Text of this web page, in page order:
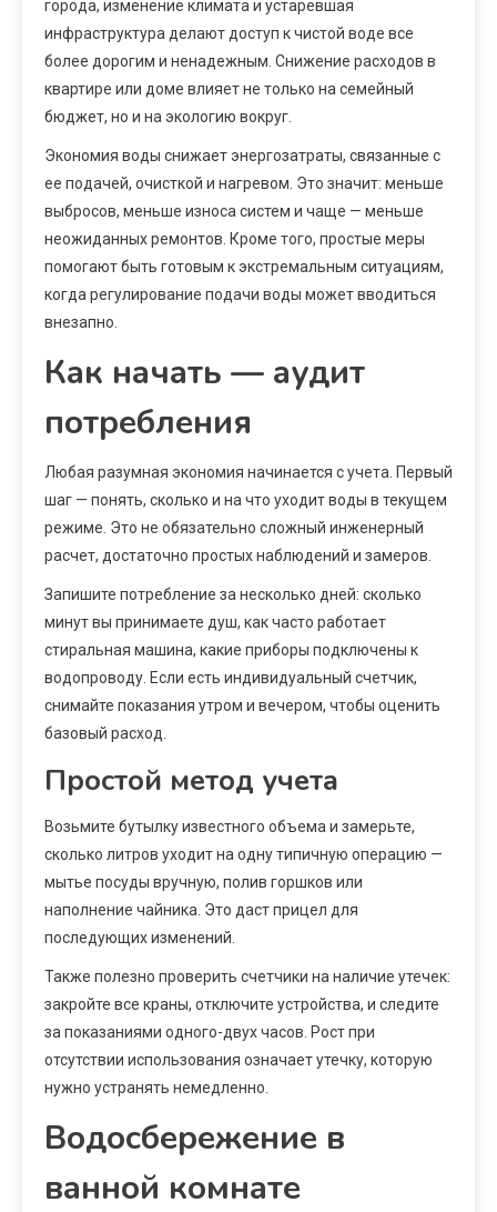
города, изменение климата и устаревшая
инфраструктура делают доступ к чистой воде все
более дорогим и ненадежным. Снижение расходов в
квартире или доме влияет не только на семейный
бюджет, но и на экологию вокруг.
Экономия воды снижает энергозатраты, связанные с
ее подачей, очисткой и нагревом. Это значит: меньше
выбросов, меньше износа систем и чаще — меньше
неожиданных ремонтов. Кроме того, простые меры
помогают быть готовым к экстремальным ситуациям,
когда регулирование подачи воды может вводиться
внезапно.
Как начать — аудит
потребления
Любая разумная экономия начинается с учета. Первый
шаг — понять, сколько и на что уходит воды в текущем
режиме. Это не обязательно сложный инженерный
расчет, достаточно простых наблюдений и замеров.
Запишите потребление за несколько дней: сколько
минут вы принимаете душ, как часто работает
стиральная машина, какие приборы подключены к
водопроводу. Если есть индивидуальный счетчик,
снимайте показания утром и вечером, чтобы оценить
базовый расход.
Простой метод учета
Возьмите бутылку известного объема и замерьте,
сколько литров уходит на одну типичную операцию —
мытье посуды вручную, полив горшков или
наполнение чайника. Это даст прицел для
последующих изменений.
Также полезно проверить счетчики на наличие утечек:
закройте все краны, отключите устройства, и следите
за показаниями одного-двух часов. Рост при
отсутствии использования означает утечку, которую
нужно устранять немедленно.
Водосбережение в
ванной комнате